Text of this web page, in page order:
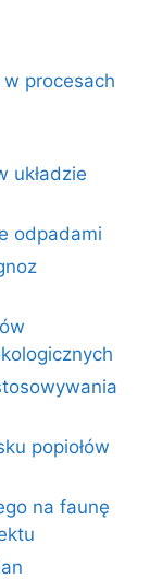
procesach
układzie
odpadami
popiołów
na faunę